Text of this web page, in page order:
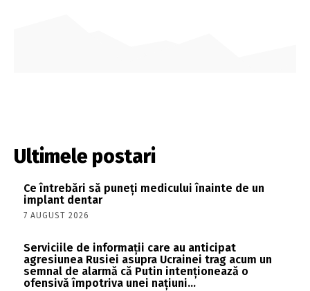
Ultimele postari
Ce întrebări să puneți medicului înainte de un
implant dentar
7 AUGUST 2026
Serviciile de informații care au anticipat
agresiunea Rusiei asupra Ucrainei trag acum un
semnal de alarmă că Putin intenționează o
ofensivă împotriva unei națiuni...